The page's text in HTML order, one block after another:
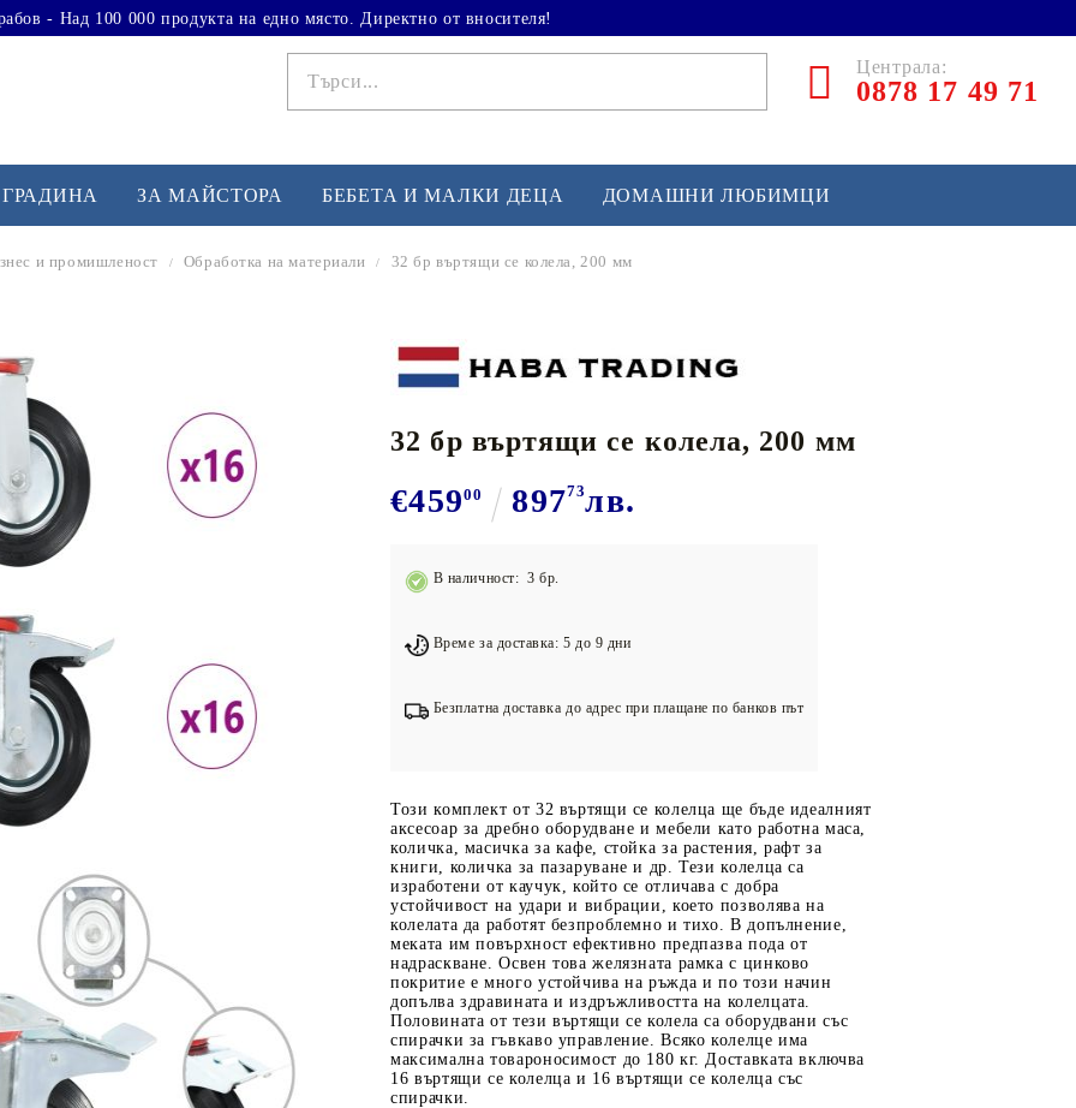
- Над 100 000 продукта на едно място. Директно от вносителя!
Централа:
0878 17 49 71
Вдигане на тежести
Кардио
Йога и пилатес
Лежанки за упражнения
Тренажори за баланс
Подложки за фитнес уреди
Силови кули
Йога и пилатес
Баскетбол
Бейзбол и софтбол
Хокей и лакрос
ЗА МАЙСТОРА БЕБЕТА И МАЛКИ ДЕЦА ДОМАШНИ ЛЮБИМЦИ
и промишленост Обработка на материали 32 бр въртящи се колела, 200 мм
32 бр въртящи се колела, 200 мм
€45900 89773лв.
В наличност: 3 бр.
Време за доставка: 5 до 9 дни
Безплатна доставка до адрес при плащане по банков път
Този комплект от 32 въртящи се колелца ще бъде идеалният
аксесоар за дребно оборудване и мебели като работна маса,
количка, масичка за кафе, стойка за растения, рафт за
книги, количка за пазаруване и др. Тези колелца са
изработени от каучук, който се отличава с добра
устойчивост на удари и вибрации, което позволява на
колелата да работят безпроблемно и тихо. В допълнение,
меката им повърхност ефективно предпазва пода от
надраскване. Освен това желязната рамка с цинково
покритие е много устойчива на ръжда и по този начин
допълва здравината и издръжливостта на колелцата.
Половината от тези въртящи се колела са оборудвани със
спирачки за гъвкаво управление. Всяко колелце има
максимална товароносимост до 180 кг. Доставката включва
16 въртящи се колелца и 16 въртящи се колелца със
спирачки.